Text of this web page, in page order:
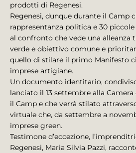
prodotti di Regenesi.
Regenesi, dunque durante il Camp
rappresentanza politica e 30
al confronto che vede una alleanza
verde e obiettivo comune e
quello di stilare il primo Manifesto
imprese artigiane.
Un documento identitario,
lanciato il 13 settembre alla
il Camp e che verrà stilato
virtuale che, da settembre a
imprese green.
Testimone d’eccezione,
Regenesi, Maria Silvia Pazzi,